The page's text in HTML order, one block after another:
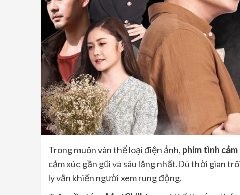
Trong muôn vàn thể loại điện ảnh, phim tình cảm
cảm xúc gần gũi và sâu lắng nhất.Dù thời gian
ly vẫn khiến người xem rung động.